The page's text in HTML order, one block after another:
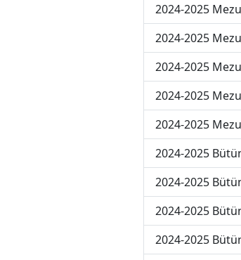
2024-2025
2024-2025
2024-2025
2024-2025
2024-2025
2024-2025
2024-2025
2024-2025
2024-2025